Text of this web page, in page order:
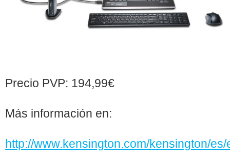
Precio PVP: 194,99€
Más información en:
http://www.kensington.com/kensington/